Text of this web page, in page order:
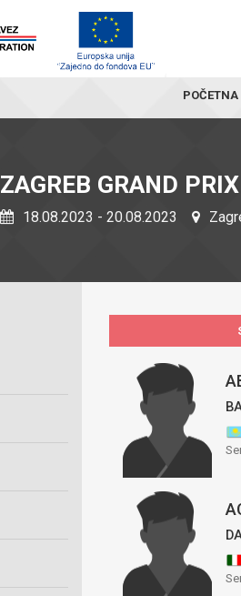
POČETNA
ZAGREB GRAND
18.08.2023 - 20.08.2023